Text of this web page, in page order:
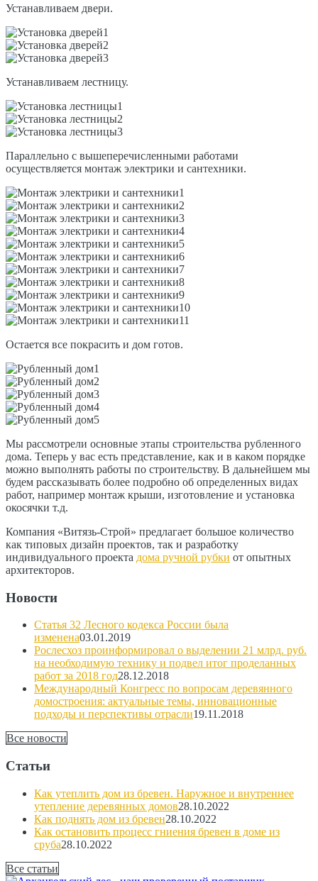
Устанавливаем двери.
Устанавливаем лестницу.
Параллельно с вышеперечисленными работами
осуществляется монтаж электрики и сантехники.
Остается все покрасить и дом готов.
Мы рассмотрели основные этапы строительства рубленного
дома. Теперь у вас есть представление, как и в каком порядке
можно выполнять работы по строительству. В дальнейшем мы
будем рассказывать более подробно об определенных видах
работ, например монтаж крыши, изготовление и установка
окосячки т.д.
Компания «Витязь-Строй» предлагает большое количество
как типовых дизайн проектов, так и разработку
индивидуального проекта дома ручной рубки от опытных
архитекторов.
Новости
Статья 32 Лесного кодекса России была
изменена03.01.2019
Рослесхоз проинформировал о выделении 21 млрд. руб.
на необходимую технику и подвел итог проделанных
работ за 2018 год28.12.2018
Международный Конгресс по вопросам деревянного
домостроения: актуальные темы, инновационные
подходы и перспективы отрасли19.11.2018
Все новости
Статьи
Как утеплить дом из бревен. Наружное и внутреннее
утепление деревянных домов28.10.2022
Как поднять дом из бревен28.10.2022
Как остановить процесс гниения бревен в доме из
сруба28.10.2022
Все статьи